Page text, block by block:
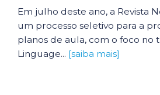
Em julho deste ano, a Revista
um processo seletivo para a
planos de aula, com o foco no
Linguage... [saiba mais]